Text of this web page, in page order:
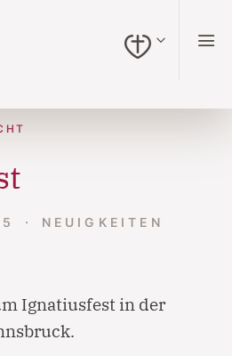
NEUIGKEITEN
Ignatiusfest in der